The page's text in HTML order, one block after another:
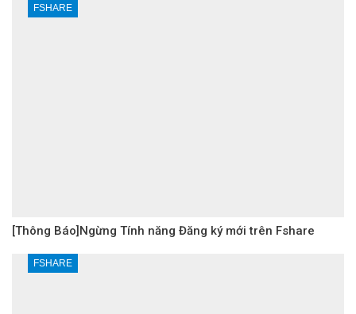
FSHARE
[Thông Báo]Ngừng Tính năng Đăng ký mới trên Fshare
FSHARE